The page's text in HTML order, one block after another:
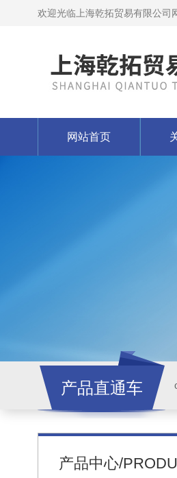
欢迎光临上海乾拓贸易有限公司
网站首页
产品直通车
产品中心/